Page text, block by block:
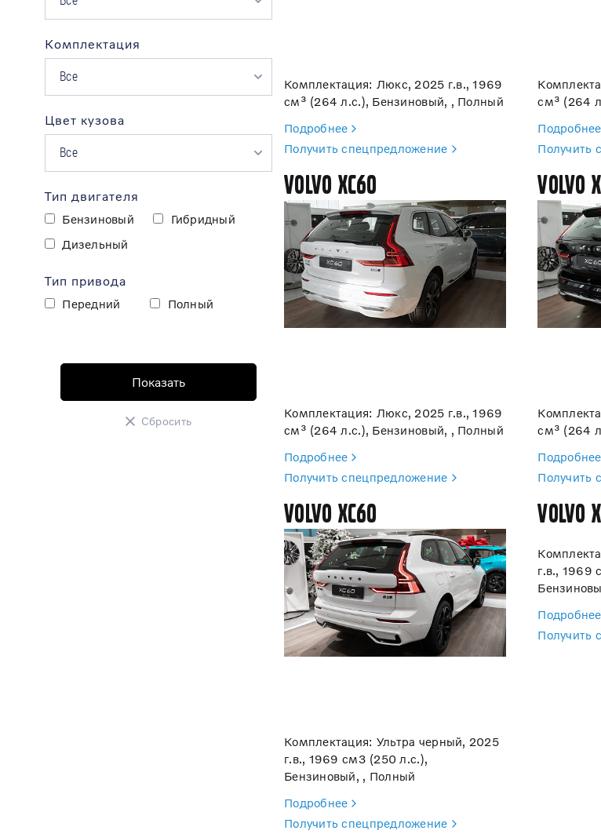
Комплектация
Все
Цвет кузова
Все
Тип двигателя
Бензиновый
Гибридный
Дизельный
Тип привода
Передний Полный
Сбросить
Комплектация: Люкс, 2025 г.в., 1969
см³ (264 л.с.), Бензиновый, , Полный
Подробнее
Получить спецпредложение
см³ (264
Подробнее
Получить
Volvo XC60
Комплектация: Люкс, 2025 г.в., 1969
см³ (264 л.с.), Бензиновый, , Полный
Подробнее
Получить спецпредложение
Volvo
см³ (264
Подробнее
Получить
Volvo XC60
Комплектация: Ультра черный, 2025
г.в., 1969 см3 (250 л.с.),
Бензиновый, , Полный
Подробнее
Получить спецпредложение
Volvo
г.в., 1969
Подробнее
Получить